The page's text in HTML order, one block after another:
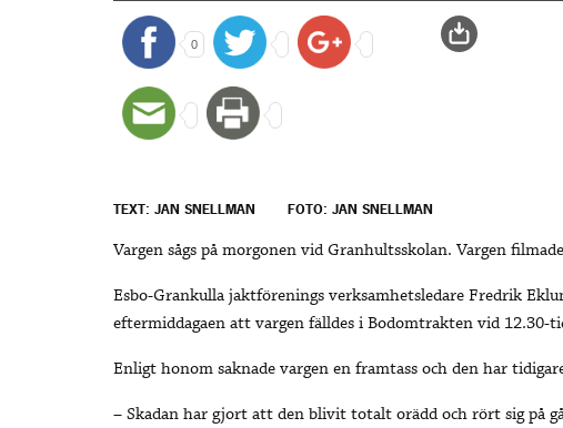
0
TEXT: JAN SNELLMAN FOTO: JAN SNELLMAN
Vargen sågs på morgonen vid Granhultsskolan. Vargen
Esbo-Grankulla jaktförenings verksamhetsledare Fredrik
eftermiddagaen att vargen fälldes i Bodomtrakten vid 12.30-
Enligt honom saknade vargen en framtass och den har
– Skadan har gjort att den blivit totalt orädd och rört sig på